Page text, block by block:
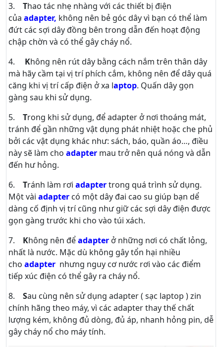
3. Thao tác nhẹ nhàng với các thiết bị điện
của adapter, không nên bẻ góc dây vì bạn có thể làm
đứt các sợi dây đồng bên trong dẫn đến hoạt động
chập chờn và có thể gây cháy nổ.
4. Không nên rút dây bằng cách nắm trên thân dây
mà hãy cầm tại vị trí phích cắm, không nên để dây quá
căng khi vị trí cấp điện ở xa laptop. Quấn dây gọn
gàng sau khi sử dụng.
5. Trong khi sử dụng, để adapter ở nơi thoáng mát,
tránh để gần những vật dụng phát nhiệt hoặc che phủ
bởi các vật dụng khác như: sách, báo, quần áo…, điều
này sẽ làm cho adapter mau trở nên quá nóng và dẫn
đến hư hỏng.
6. Tránh làm rơi adaptertrong quá trình sử dụng.
Một vài adapter có một dây đai cao su giúp bạn dể
dàng cố định vị trí cũng như giữ các sợi dây điện được
gọn gàng trước khi cho vào túi xách.
7. Không nên đểadapter ở những nơi có chất lỏng,
nhất là nước. Mặc dù không gây tổn hại nhiều
cho adapter nhưng nguy cơ nước rơi vào các điểm
tiếp xúc điện có thể gây ra cháy nổ.
8. Sau cùng nên sử dụng adapter ( sạc laptop ) zin
chính hãng theo máy, vì các adapter thay thế chất
lượng kém, không đủ dòng, đủ áp, nhanh hỏng pin, dễ
gây cháy nổ cho máy tính.